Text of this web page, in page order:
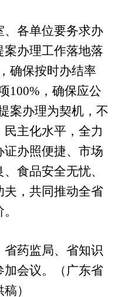
各单位要务求办
办理工作落地落
确保按时办结率
100%，确保应公
案办理为契机，不
主化水平，全力
办照便捷、市场
食品安全无忧、
夫，共同推动全省
药监局、省知识
加会议。（广东省
）